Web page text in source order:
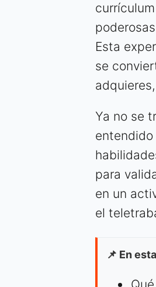
Esta
se
Ya no se
para
en un
el
📌 En